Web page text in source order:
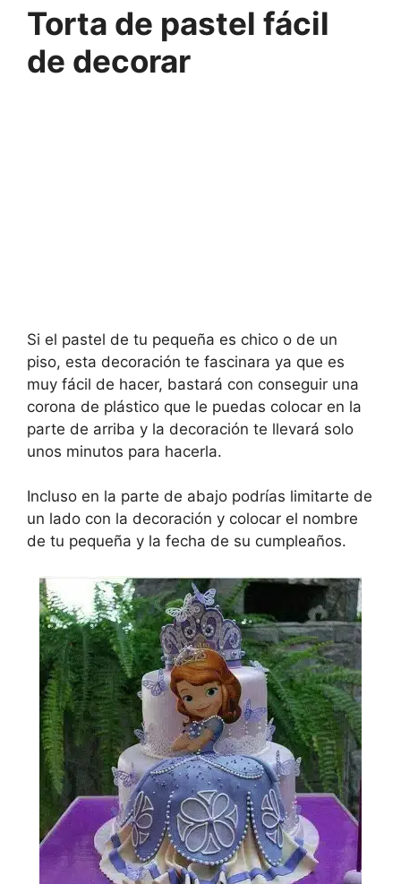
Torta de pastel fácil
de decorar
Si el pastel de tu pequeña es chico o de un
piso, esta decoración te fascinara ya que es
muy fácil de hacer, bastará con conseguir una
corona de plástico que le puedas colocar en la
parte de arriba y la decoración te llevará solo
unos minutos para hacerla.
Incluso en la parte de abajo podrías limitarte de
un lado con la decoración y colocar el nombre
de tu pequeña y la fecha de su cumpleaños.